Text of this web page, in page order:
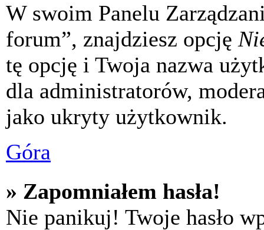
W swoim Panelu
forum”, znajdziesz opcję
tę opcję i Twoja nazwa
dla administratorów,
jako ukryty użytkownik.
Góra
» Zapomniałem hasła!
Nie panikuj! Twoje hasło